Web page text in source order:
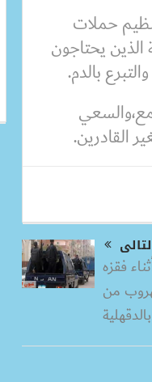
حملات
الذين يحتاجون
بالدم.
القادرين.
فقزه
من